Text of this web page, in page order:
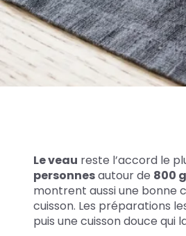
Le veau reste l’accord le
personnesautour de 800 g
montrent aussi une bonne
cuisson. Les préparations
puis une cuisson douce qui